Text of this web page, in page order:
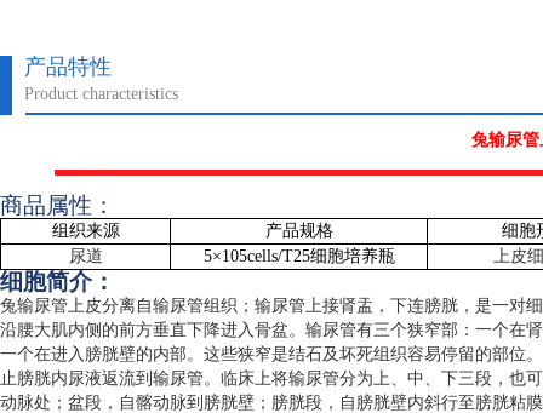
产品特性
Product characteristics
兔输尿
商品属性：
组织来源 产品规格
细胞
尿道
5×105cells/T25细胞培养瓶 上皮
细胞简介：
兔输尿管上皮分离自输尿管组织；输尿管上接肾盂，下连膀胱，是一对
沿腰大肌内侧的前方垂直下降进入骨盆。输尿管有三个狭窄部：一个在
一个在进入膀胱壁的内部。这些狭窄是结石及坏死组织容易停留的部
止膀胱内尿液返流到输尿管。临床上将输尿管分为上、中、下三段，也
动脉处；盆段，自髂动脉到膀胱壁；膀胱段，自膀胱壁内斜行至膀胱粘